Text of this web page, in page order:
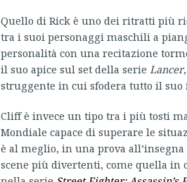
Quello di Rick è uno dei ritratti più
tra i suoi personaggi maschili a
personalità con una recitazione
il suo apice sul set della serie Lancer
struggente in cui sfodera tutto il suo
Cliff è invece un tipo tra i più tosti
Mondiale capace di superare le
è al meglio, in una prova
scene più divertenti, come quella in